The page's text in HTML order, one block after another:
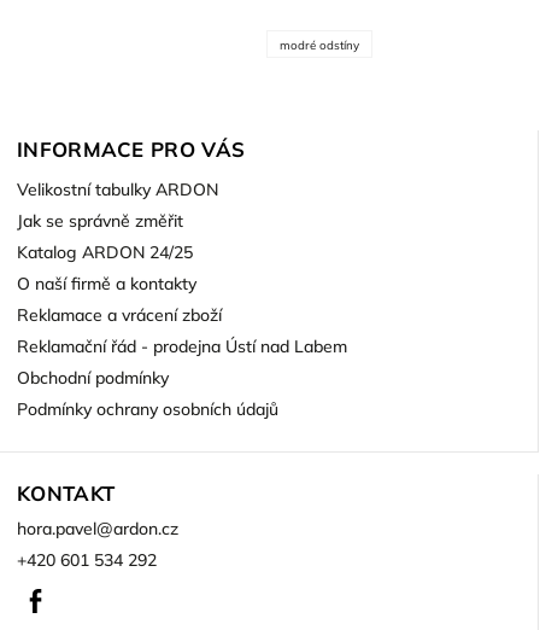
modré odstíny
INFORMACE PRO VÁS
Velikostní tabulky ARDON
Jak se správně změřit
Katalog ARDON 24/25
O naší firmě a kontakty
Reklamace a vrácení zboží
Reklamační řád - prodejna Ústí nad Labem
Obchodní podmínky
Podmínky ochrany osobních údajů
KONTAKT
hora.pavel@ardon.cz
+420 601 534 292